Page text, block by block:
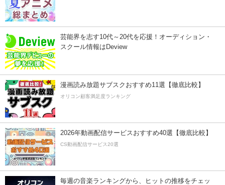
芸能界を志す10代～20代を応援！オーディション・
スクール情報はDeview
漫画読み放題サブスクおすすめ11選【徹底比較】
オリコン顧客満足度ランキング
2026年動画配信サービスおすすめ40選【徹底比較】
CS動画配信サービス20選
毎週の音楽ランキングから、ヒットの推移をチェッ